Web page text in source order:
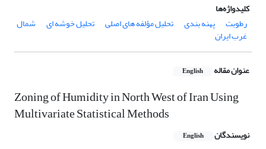
کلیدواژه‌ها
رطوبت
پهنه بندی تحلیل مؤلفه های اصلی تحلیل خوشه ای شمال
غرب ایران
عنوان مقاله English
Zoning of Humidity in North West of Iran Using
Multivariate Statistical Methods
نویسندگان English